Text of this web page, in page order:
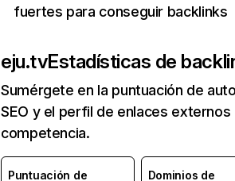
fuertes para conseguir backlinks
eju.tvEstadísticas de
Sumérgete en la puntuación de
SEO y el perfil de enlaces externos
competencia.
Puntuación de Dominios de